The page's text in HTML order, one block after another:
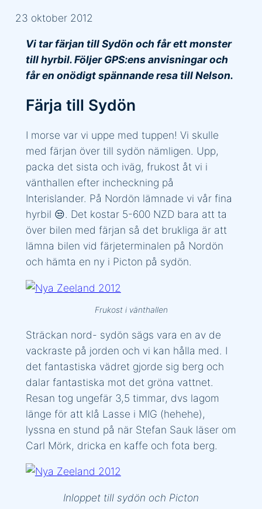
23 oktober 2012
Vi tar färjan till Sydön och får ett monster
till hyrbil. Följer GPS:ens anvisningar och
får en onödigt spännande resa till Nelson.
Färja till Sydön
I morse var vi uppe med tuppen! Vi skulle
med färjan över till sydön nämligen. Upp,
packa det sista och iväg, frukost åt vi i
vänthallen efter incheckning på
Interislander. På Nordön lämnade vi vår fina
hyrbil 😒. Det kostar 5-600 NZD bara att ta
över bilen med färjan så det brukliga är att
lämna bilen vid färjeterminalen på Nordön
och hämta en ny i Picton på sydön.
Frukost i vänthallen
Sträckan nord- sydön sägs vara en av de
vackraste på jorden och vi kan hålla med. I
det fantastiska vädret gjorde sig berg och
dalar fantastiska mot det gröna vattnet.
Resan tog ungefär 3,5 timmar, dvs lagom
länge för att klå Lasse i MIG (hehehe),
lyssna en stund på när Stefan Sauk läser om
Carl Mörk, dricka en kaffe och fota berg.
Inloppet till sydön och Picton